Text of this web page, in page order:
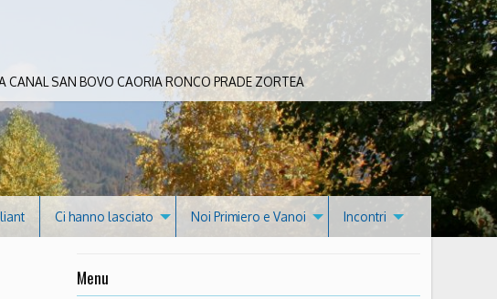
SAN BOVO CAORIA RONCO PRADE ZORTEA
Ci hanno lasciato Noi Primiero e Vanoi Incontri
Menu